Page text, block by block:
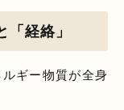
経絡」
ギー物質が全身